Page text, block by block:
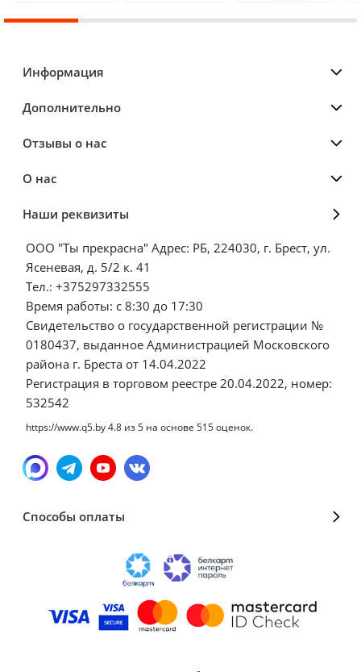
Информация
Дополнительно
Отзывы о нас
О нас
Наши реквизиты
ООО "Ты прекрасна" Адрес: РБ, 224030, г. Брест, ул.
Ясеневая, д. 5/2 к. 41
Тел.: +375297332555
Время работы: с 8:30 до 17:30
Свидетельство о государственной регистрации №
0180437, выданное Администрацией Московского
района г. Бреста от 14.04.2022
Регистрация в торговом реестре 20.04.2022, номер:
532542
https://www.q5.by4.8 из5 на основе 515оценок.
Способы оплаты